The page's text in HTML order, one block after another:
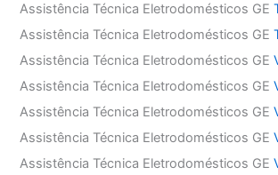
Assistência Técnica Eletrodomésticos GE
Assistência Técnica Eletrodomésticos GE
Assistência Técnica Eletrodomésticos GE
Assistência Técnica Eletrodomésticos GE
Assistência Técnica Eletrodomésticos GE
Assistência Técnica Eletrodomésticos GE
Assistência Técnica Eletrodomésticos GE